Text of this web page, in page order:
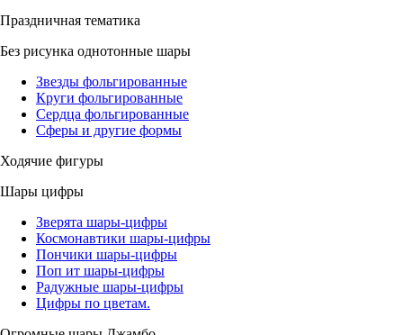
Праздничная тематика
Без рисунка однотонные шары
Звезды фольгированные
Круги фольгированные
Сердца фольгированные
Сферы и другие формы
Ходячие фигуры
Шары цифры
Зверята шары-цифры
Космонавтики шары-цифры
Пончики шары-цифры
Поп ит шары-цифры
Радужные шары-цифры
Цифры по цветам.